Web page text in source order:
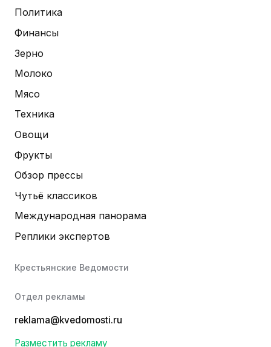
Политика
Финансы
Зерно
Молоко
Мясо
Техника
Овощи
Фрукты
Обзор прессы
Чутьё классиков
Международная панорама
Реплики экспертов
Крестьянские Ведомости
Отдел рекламы
reklama@kvedomosti.ru
Разместить рекламу